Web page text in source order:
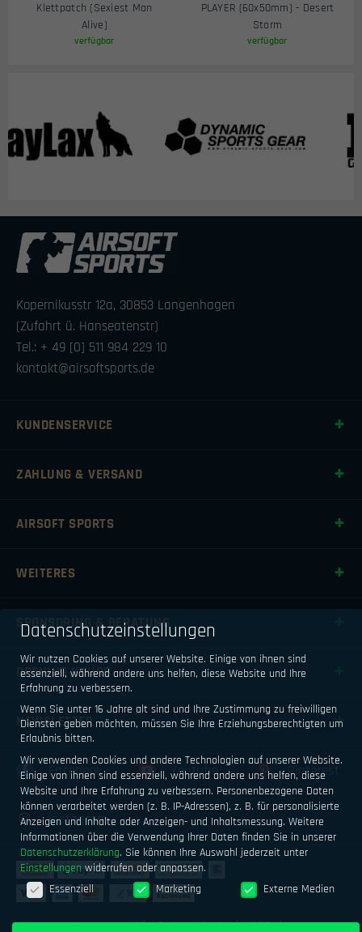
Klettpatch (Sexiest Man
Alive)
verfügbar
PLAYER (60x50mm) - Desert
Storm
verfügbar
Kopernikusstr 12a, 30853 Langenhagen
(Zufahrt ü. Hanseatenstr)
Tel.: + 49 [0] 511 984 229 10
kontakt@airsoftsports.de
KUNDENSERVICE
ZAHLUNG & VERSAND
AIRSOFT SPORTS
WEITERES
SPONSORING & BERATUNG
OPENING HOURS
NEWSLETTER
Facebook Youtube Pinterest
Instagram
Impressum Datenschutz AGB
Datenschutzeinstellungen
Wir nutzen Cookies auf unserer Website. Einige von ihnen sind
essenziell, während andere uns helfen, diese Website und Ihre
Erfahrung zu verbessern.
Wenn Sie unter 16 Jahre alt sind und Ihre Zustimmung zu freiwilligen
Diensten geben möchten, müssen Sie Ihre Erziehungsberechtigten um
Erlaubnis bitten.
Wir verwenden Cookies und andere Technologien auf unserer Website.
Einige von ihnen sind essenziell, während andere uns helfen, diese
Website und Ihre Erfahrung zu verbessern. Personenbezogene Daten
können verarbeitet werden (z. B. IP-Adressen), z. B. für personalisierte
Anzeigen und Inhalte oder Anzeigen- und Inhaltsmessung. Weitere
Informationen über die Verwendung Ihrer Daten finden Sie in unserer
Datenschutzerklärung. Sie können Ihre Auswahl jederzeit unter
Einstellungen widerrufen oder anpassen.
Datenschutzeinstellungen
Essenziell Marketing Externe Medien